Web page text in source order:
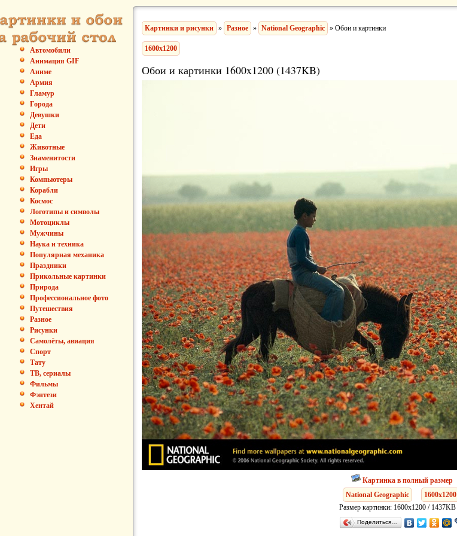
Автомобили
Анимация GIF
Аниме
Армия
Гламур
Города
Девушки
Дети
Еда
Животные
Знаменитости
Игры
Компьютеры
Корабли
Космос
Логотипы и символы
Мотоциклы
Мужчины
Наука и техника
Популярная механика
Праздники
Прикольные картинки
Природа
Профессиональное фото
Путешествия
Разное
Рисунки
Самолёты, авиация
Спорт
Тату
ТВ, сериалы
Фильмы
Фэнтези
Хентай
Картинки и рисунки » Разное » National Geographic » Обои и картинки
1600x1200
Обои и картинки 1600x1200 (1437KB)
Картинка в полный размер
National Geographic
1600x1200
Размер картинки: 1600x1200 / 1437KB
Поделиться…